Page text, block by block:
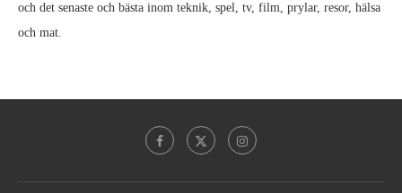
och det senaste och bästa inom teknik, spel, tv, film, prylar, resor, hälsa
och mat.